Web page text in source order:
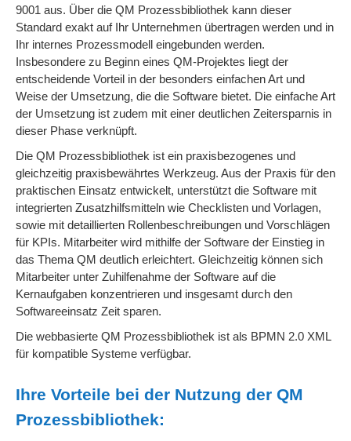
9001 aus. Über die QM Prozessbibliothek kann dieser
Standard exakt auf Ihr Unternehmen übertragen werden und in
Ihr internes Prozessmodell eingebunden werden.
Insbesondere zu Beginn eines QM-Projektes liegt der
entscheidende Vorteil in der besonders einfachen Art und
Weise der Umsetzung, die die Software bietet. Die einfache Art
der Umsetzung ist zudem mit einer deutlichen Zeitersparnis in
dieser Phase verknüpft.
Die QM Prozessbibliothek ist ein praxisbezogenes und
gleichzeitig praxisbewährtes Werkzeug. Aus der Praxis für den
praktischen Einsatz entwickelt, unterstützt die Software mit
integrierten Zusatzhilfsmitteln wie Checklisten und Vorlagen,
sowie mit detaillierten Rollenbeschreibungen und Vorschlägen
für KPIs. Mitarbeiter wird mithilfe der Software der Einstieg in
das Thema QM deutlich erleichtert. Gleichzeitig können sich
Mitarbeiter unter Zuhilfenahme der Software auf die
Kernaufgaben konzentrieren und insgesamt durch den
Softwareeinsatz Zeit sparen.
Die webbasierte QM Prozessbibliothek ist als BPMN 2.0 XML
für kompatible Systeme verfügbar.
Ihre Vorteile bei der Nutzung der QM
Prozessbibliothek: